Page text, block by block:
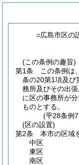
○広島市区の
(この条例の趣旨)
第1条
この条例は
条の20第1項及び
務所及びその出
に区の事務所が
ものとする。
(平28条例
(区の設置)
第2条
本市の区域
中区
東区
南区